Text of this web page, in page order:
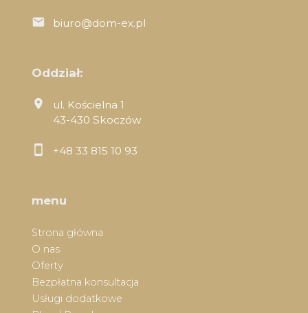
biuro@dom-ex.pl
Oddział:
ul. Kościelna 1
43-430 Skoczów
+48 33 815 10 93
menu
Strona główna
O nas
Oferty
Bezpłatna konsultacja
Usługi dodatkowe